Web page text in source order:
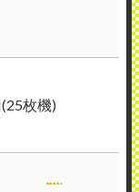
枚機)